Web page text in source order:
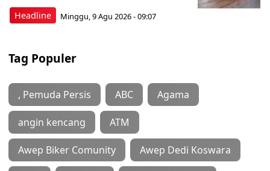
Headline Minggu, 9 Agu 2026 - 09:07
Tag Populer
, Pemuda Persis ABC Agama
angin kencang ATM
Awep Biker Comunity Awep Dedi Koswara